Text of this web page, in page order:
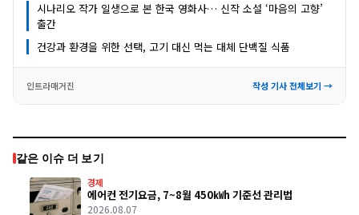
시나리오 작가 일생으로 본 한국 영화사… 신작 소설 ‘마음의 고향’
출간
건강과 환경을 위한 선택, 고기 대신 먹는 대체 단백질 식품
인트라매거진 작성 기사 전체보기 →
같은 이슈 더 보기
경제
에어컨 전기요금, 7~8월 450㎾h 기준선 관리법
2026.08.07